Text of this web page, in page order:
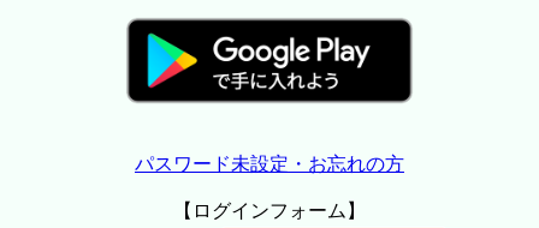
パスワード未設定・お忘れの方
【ログインフォーム】